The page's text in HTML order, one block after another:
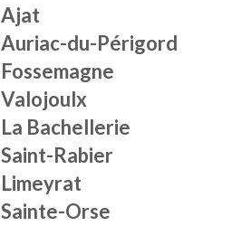
Ajat
Auriac-du-Périgord
Fossemagne
Valojoulx
La Bachellerie
Saint-Rabier
Limeyrat
Sainte-Orse